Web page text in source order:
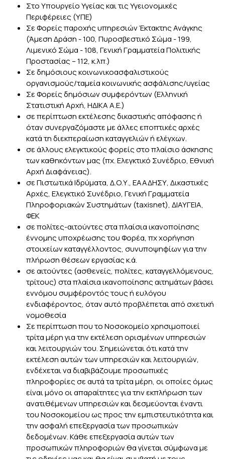
Στο Υπουργείο Υγείας και τις Υγειονομικές
Περιφέρειες (ΥΠΕ)
Σε Φορείς παροχής υπηρεσιών Έκτακτης Ανάγκης
(Άμεση Δράση - 100, Πυροσβεστικό Σώμα - 199,
Λιμενικό Σώμα - 108, Γενική Γραμματεία Πολιτικής
Προστασίας – 112, κ.λπ.)
Σε δημόσιους κοινωνικοασφαλιστικούς
οργανισμούς/ταμεία κοινωνικής ασφάλισης/υγείας
Σε Φορείς δημόσιων συμφερόντων (Ελληνική
Στατιστική Αρχή, ΗΔΙΚΑ Α.Ε.)
σε περίπτωση εκτέλεσης δικαστικής απόφασης ή
όταν συνεργαζόμαστε με άλλες εποπτικές αρχές
κατά τη διεκπεραίωση καταγγελιών ή ελέγχων.
σε άλλους ελεγκτικούς φορείς στο πλαίσιο άσκησης
των καθηκόντων μας (πχ. Ελεγκτικό Συνέδριο, Εθνική
Αρχή Διαφάνειας).
σε Πιστωτικά Ιδρύματα, Δ.Ο.Υ., ΕΑΑΔΗΣΥ, Δικαστικές
Αρχές, Ελεγκτικό Συνέδριο, Γενική Γραμματεία
Πληροφοριακών Συστημάτων (taxisnet), ΔΙΑΥΓΕΙΑ,
ΦΕΚ
σε πολίτες-αιτούντες στα πλαίσια ικανοποίησης
έννομης υποχρέωσης του Φορέα, πχ χορήγηση
στοιχείων καταγγέλλοντος, συνυποψηφίων για την
πλήρωση θέσεων εργασίας κ.ά.
σε αιτούντες (ασθενείς, πολίτες, καταγγελλόμενους,
τρίτους) στα πλαίσια ικανοποίησης αιτημάτων βάσει
εννόμου συμφέροντός τους ή ευλόγου
ενδιαφέροντος, όταν αυτό προβλέπεται από σχετική
νομοθεσία
Σε περίπτωση που το Νοσοκομείο χρησιμοποιεί
τρίτα μέρη για την εκτέλεση ορισμένων υπηρεσιών
και λειτουργιών του. Σημειώνεται ότι κατά την
εκτέλεση αυτών των υπηρεσιών και λειτουργιών,
ενδέχεται να διαβιβάζουμε προσωπικές
πληροφορίες σε αυτά τα τρίτα μέρη, οι οποίες όμως
είναι μόνο οι απαραίτητες για την εκπλήρωση των
ανατιθέμενων υπηρεσιών και δεσμεύονται έναντι
του Νοσοκομείου ως προς την εμπιστευτικότητα και
την ασφαλή επεξεργασία των προσωπικών
δεδομένων. Κάθε επεξεργασία αυτών των
προσωπικών πληροφοριών θα γίνεται σύμφωνα με